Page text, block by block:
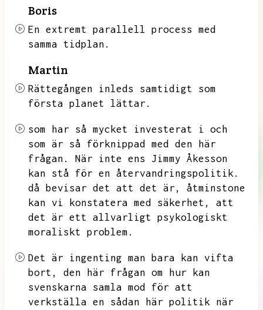
Boris
En extremt parallell process med
samma tidplan.
Martin
Rättegången inleds samtidigt som
första planet lättar.
som har så mycket investerat i och
som är så förknippad med den här
frågan.
När inte ens Jimmy Åkesson
kan stå för en återvandringspolitik.
då bevisar det att det är,
åtminstone
kan vi konstatera med säkerhet,
att
det är ett allvarligt psykologiskt
moraliskt problem.
Det är ingenting man bara kan vifta
bort,
den här frågan om hur kan
svenskarna samla mod för att
verkställa en sådan här politik när